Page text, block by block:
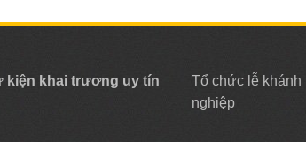
kiện khai trương uy tín
Tổ chức lễ khánh
nghiệp